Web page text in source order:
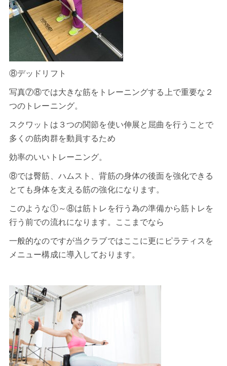
⑧デッドリフト
写真⑦⑧では大きな筋をトレーニングする上で重要な２
つのトレーニング。
スクワットは３つの関節を使い伸展と屈曲を行うことで
多くの筋肉群を動員するため
効率のいいトレーニング。
⑧では臀筋、ハムスト、背筋の身体の後面を強化できる
とても身体を支える筋の強化になります。
このような①～⑧は筋トレを行う為の準備から筋トレを
行う前での流れになります。ここまでなら
一般的なのですが当クラブではここに更にピラティスを
メニュー構成に導入しております。